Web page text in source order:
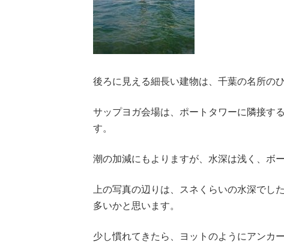
後ろに見える細長い建物は、千葉の名所の
サップヨガ会場は、ポートタワーに隣接す
す。
潮の加減にもよりますが、水深は浅く、ボ
上の写真の辺りは、スネくらいの水深でし
多いかと思います。
少し慣れてきたら、ヨットのようにアンカ